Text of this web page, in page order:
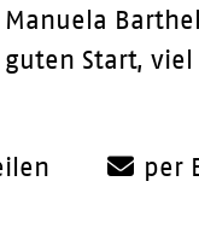
Start,
per